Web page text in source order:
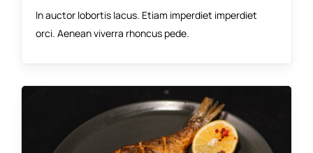
In auctor lobortis lacus. Etiam imperdiet imperdiet
orci. Aenean viverra rhoncus pede.